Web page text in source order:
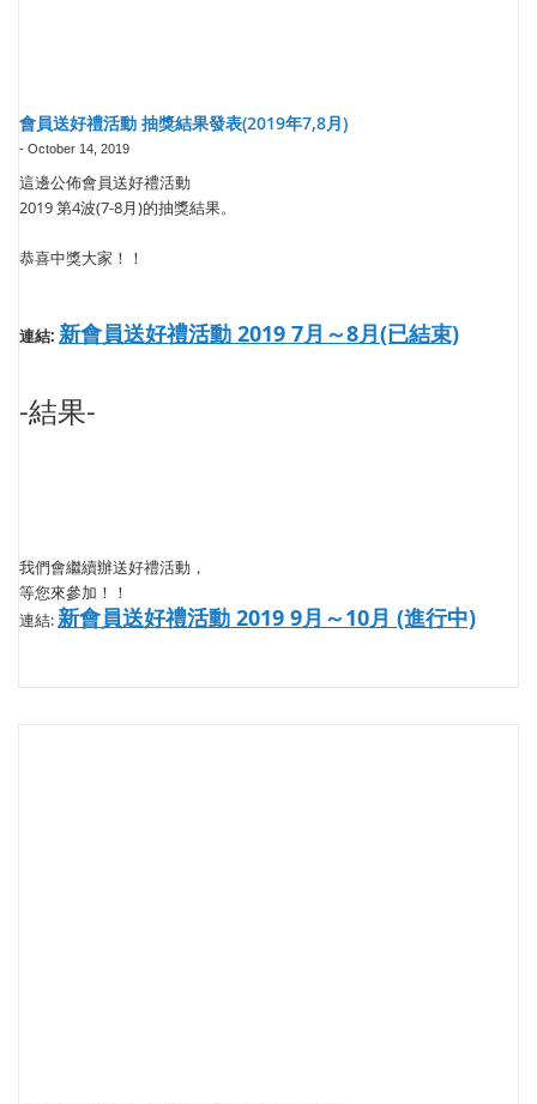
會員送好禮活動 抽獎結果發表(2019年7,8月)
- October 14, 2019
這邊公佈會員送好禮活動
2019 第4波(7-8月)的抽獎結果。
恭喜中獎大家！！
連結: 新會員送好禮活動 2019 7月～8月(已結束)
-結果-
我們會繼續辦送好禮活動，
等您來參加！！
連結:新會員送好禮活動 2019 9月～10月 (進行中)